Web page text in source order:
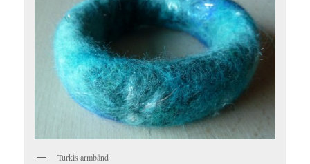
Turkis armbånd